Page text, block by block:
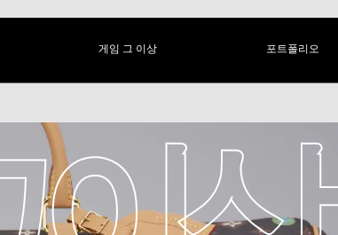
게임 그 이상 포트폴리오
이상